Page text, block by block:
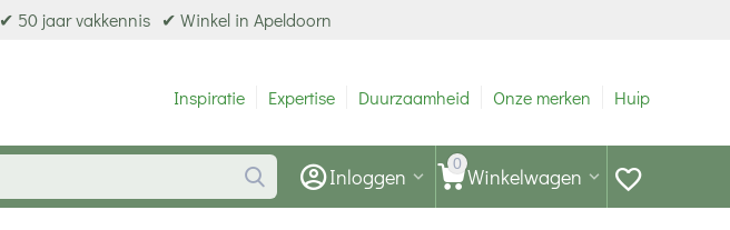
✔ 50 jaar vakkennis ✔ Winkel in Apeldoorn
Inspiratie Expertise Duurzaamheid Onze merken Hulp
0 Winkelwagen
Inloggen